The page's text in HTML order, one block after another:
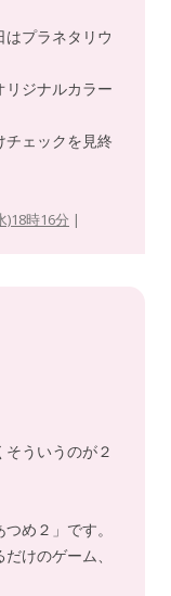
プラネタリウ
リジナルカラー
チェックを見終
)18時16分 |
ういうのが２
め２」です。
けのゲーム、